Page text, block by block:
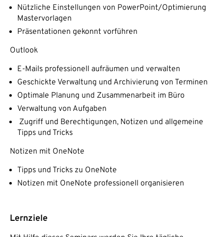
Nützliche Einstellungen von PowerPoint/Optimierung
Mastervorlagen
Präsentationen gekonnt vorführen
Outlook
E-Mails professionell aufräumen und verwalten
Geschickte Verwaltung und Archivierung von Terminen
Optimale Planung und Zusammenarbeit im Büro
Verwaltung von Aufgaben
Zugriff und Berechtigungen, Notizen und allgemeine
Tipps und Tricks
Notizen mit OneNote
Tipps und Tricks zu OneNote
Notizen mit OneNote professionell organisieren
Lernziele